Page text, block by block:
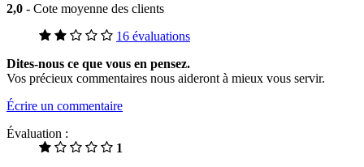
2,0 - Cote moyenne des clients
16 évaluations
Dites-nous ce que vous en pensez.
Vos précieux commentaires nous aideront à mieux vous servir.
Écrire un commentaire
Évaluation :
1